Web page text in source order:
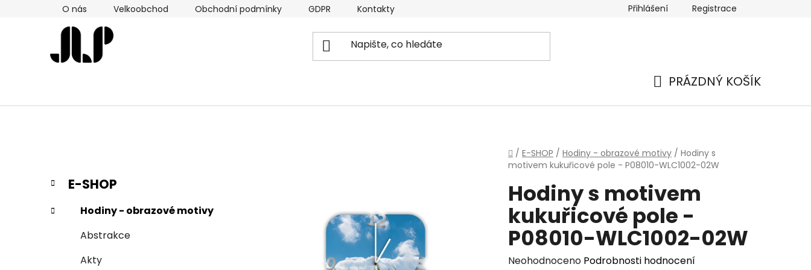
O nás Velkoobchod Obchodní podmínky GDPR Kontakty Přihlášení Registrace
PRÁZDNÝ KOŠÍK
Domů
/ E-SHOP / Hodiny - obrazové motivy / Hodiny s
motivem kukuřicové pole - P08010-WLC1002-02W
P
s
Přeskočit
kategorie
K
a
t
e
E-SHOP
Hodiny - obrazové motivy
Abstrakce
Akty
Hodiny s motivem
kukuřicové pole -
P08010-WLC1002-02W
Průměrné
Neohodnoceno Podrobnosti hodnocení